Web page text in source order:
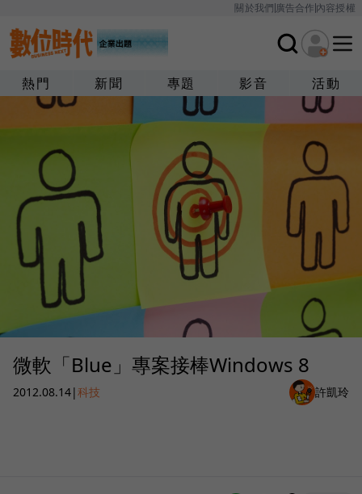
關於我們廣告合作內容授權
熱門 新聞 專題 影音 活動
微軟「Blue」專案接棒Windows 8
2012.08.14|科技 許凱玲